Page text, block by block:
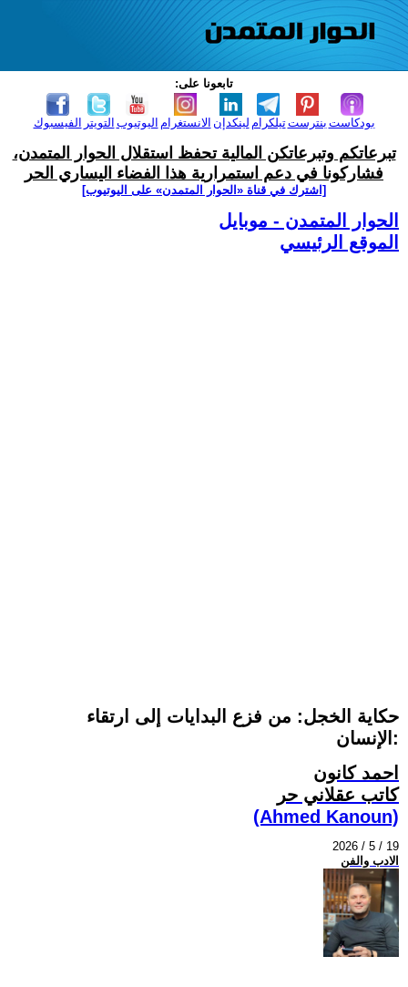
تابعونا على:
الفيسبوك التويتر اليوتيوب الانستغرام لينكدإن تيلكرامبنترست بودكاست
تبرعاتكم وتبرعاتكن المالية تحفظ استقلال الحوار المتمدن،
فشاركونا في دعم استمرارية هذا الفضاء اليساري الحر
[اشترك في قناة ‫«الحوار المتمدن» على اليوتيوب]
الحوار المتمدن - موبايل
الموقع الرئيسي
حكاية الخجل: من فزع البدايات إلى ارتقاء
الإنسان:
احمد كانون
كاتب عقلاني حر
(Ahmed Kanoun)
2026 / 5 / 19
الادب والفن